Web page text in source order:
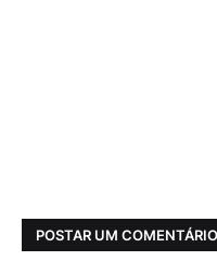
POSTAR UM COMENTÁRIO